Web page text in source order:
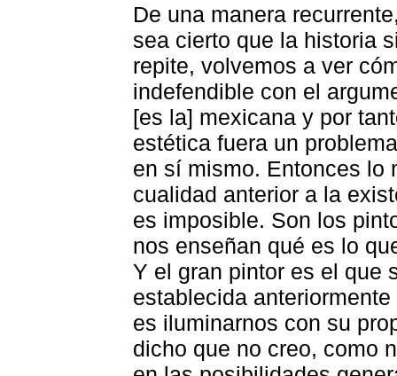
De una manera
sea cierto que la historia
repite, volvemos a ver
indefendible con el
[es la] mexicana y por
estética fuera un
en sí mismo. Entonces lo
cualidad anterior a la
es imposible. Son los
nos enseñan qué es lo
Y el gran pintor es el que
establecida
es iluminarnos con su
dicho que no creo, como